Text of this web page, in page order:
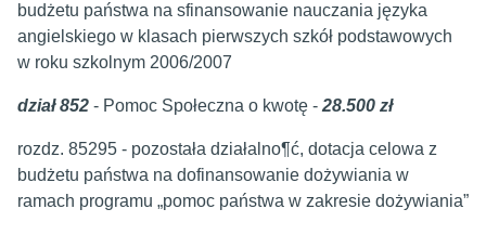
budżetu państwa na sfinansowanie nauczania języka
angielskiego w klasach pierwszych szkół podstawowych
w roku szkolnym 2006/2007
dział 852 - Pomoc Społeczna o kwotę - 28.500 zł
rozdz. 85295 - pozostała działalno¶ć, dotacja celowa z
budżetu państwa na dofinansowanie dożywiania w
ramach programu „pomoc państwa w zakresie dożywiania”